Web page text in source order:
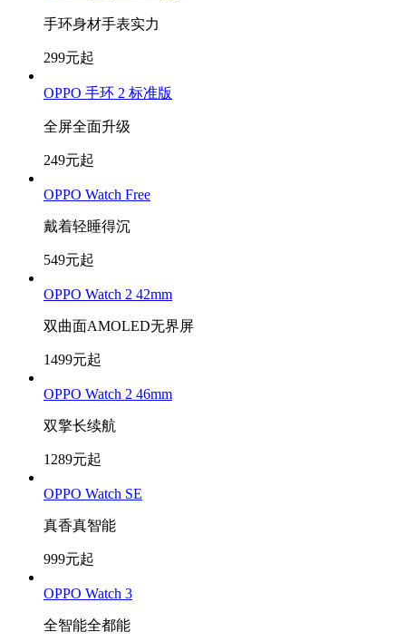
手环身材手表实力
299元起
OPPO 手环 2 标准版
全屏全面升级
249元起
OPPO Watch Free
戴着轻睡得沉
549元起
OPPO Watch 2 42mm
双曲面AMOLED无界屏
1499元起
OPPO Watch 2 46mm
双擎长续航
1289元起
OPPO Watch SE
真香真智能
999元起
OPPO Watch 3
全智能全都能